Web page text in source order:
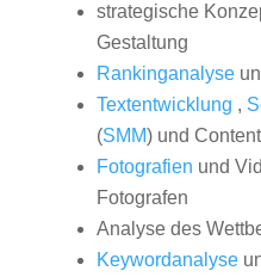
strategische
Gestaltung
Rankinganalyse
Textentwicklung ,
(SMM) und
Fotografien und
Fotografen
Analyse des
Keywordanalyse